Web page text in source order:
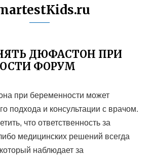
ДЮФАСТОН ПРИ
ФОРУМ
при беременности может
подхода и консультации с врачом.
что ответственность за
медицинских решений всегда
наблюдает за